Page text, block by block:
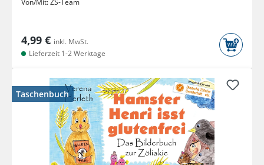
Von/Mit:ZS-Team
4,99 € inkl. MwSt.
Lieferzeit 1-2 Werktage
Taschenbuch